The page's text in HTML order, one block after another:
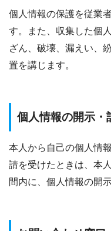
個人情報の保護を従業
す。また、収集した個
ざん、破壊、漏えい、
置を講じます。
個人情報の開示・
本人から自己の個人情
請を受けたときは、本
間内に、個人情報の開